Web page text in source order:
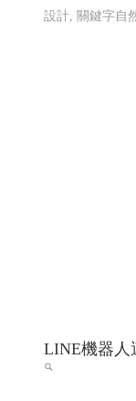
設計, 關鍵字自
LINE機器人